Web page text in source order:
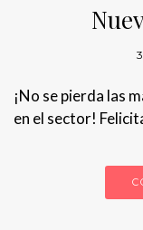
¡No se pierda las
en el sector!